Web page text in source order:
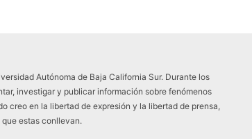
Autónoma de Baja California Sur. Durante los
investigar y publicar información sobre fenómenos
creo en la libertad de expresión y la libertad de prensa,
estas conllevan.